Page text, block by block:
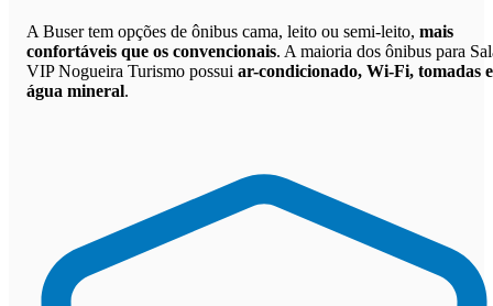
A Buser tem opções de ônibus cama, leito ou semi-leito, mais
confortáveis que os convencionais. A maioria dos ônibus para
VIP Nogueira Turismo possui ar-condicionado, Wi-Fi, tomadas e
água mineral.